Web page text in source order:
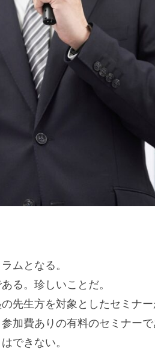
ムとなる。
る。珍しいことだ。
先生方を対象としたセミナ
加費ありの有料のセミナー
できない。